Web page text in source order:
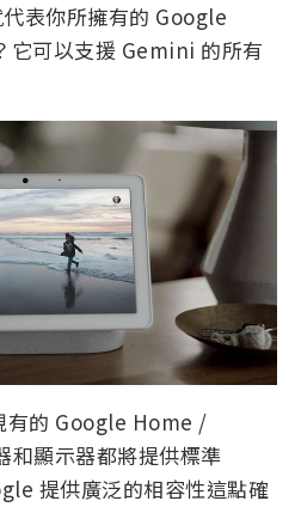
表你所擁有的 Google
它可以支援 Gemini 的所有
有的 Google Home /
顯示器都將提供標準
提供廣泛的相容性這點確